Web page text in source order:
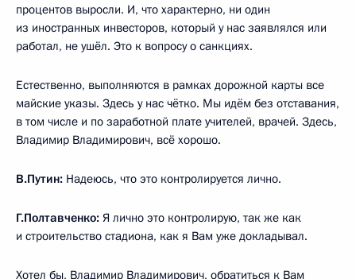
процентов выросли. И, что характерно, ни один
из иностранных инвесторов, который у нас заявлялся или
работал, не ушёл. Это к вопросу о санкциях.
Естественно, выполняются в рамках дорожной карты все
майские указы. Здесь у нас чётко. Мы идём без отставания,
в том числе и по заработной плате учителей, врачей. Здесь,
Владимир Владимирович, всё хорошо.
В.Путин: Надеюсь, что это контролируется лично.
Г.Полтавченко: Я лично это контролирую, так же как
и строительство стадиона, как я Вам уже докладывал.
Хотел бы, Владимир Владимирович, обратиться к Вам